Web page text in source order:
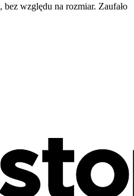
względu na rozmiar. Zaufało